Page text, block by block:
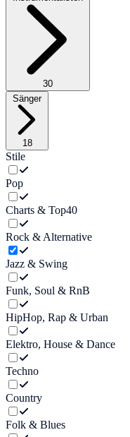
30
Sänger
18
Stile
Pop
Charts & Top40
Rock & Alternative
Jazz & Swing
Funk, Soul & RnB
HipHop, Rap & Urban
Elektro, House & Dance
Techno
Country
Folk & Blues